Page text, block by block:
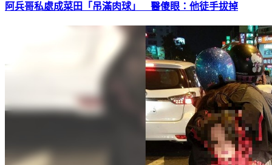
阿兵哥私處成菜田「吊滿肉球」 醫傻眼：他徒手拔掉